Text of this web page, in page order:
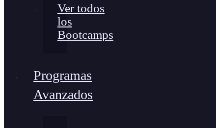
Ver todos
los
Bootcamps
Programas
Avanzados